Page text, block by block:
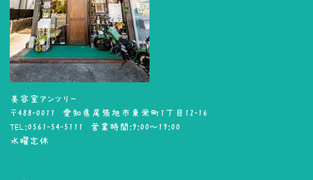
美容室アンツリー
〒488-0011 愛知県尾張旭市東栄町1丁目12-16
TEL:0561-54-5111 営業時間:9:00～19:00
水曜定休